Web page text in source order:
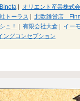
Bineta|
オリエント産業株式
トーラス
北欧雑貨店
ュ！ 有限会社大倉|
イー
ングコンセプション